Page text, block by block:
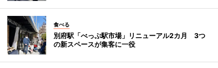
食べる
別府駅「べっぷ駅市場」リニューアル2カ月 3つ
の新スペースが集客に一役